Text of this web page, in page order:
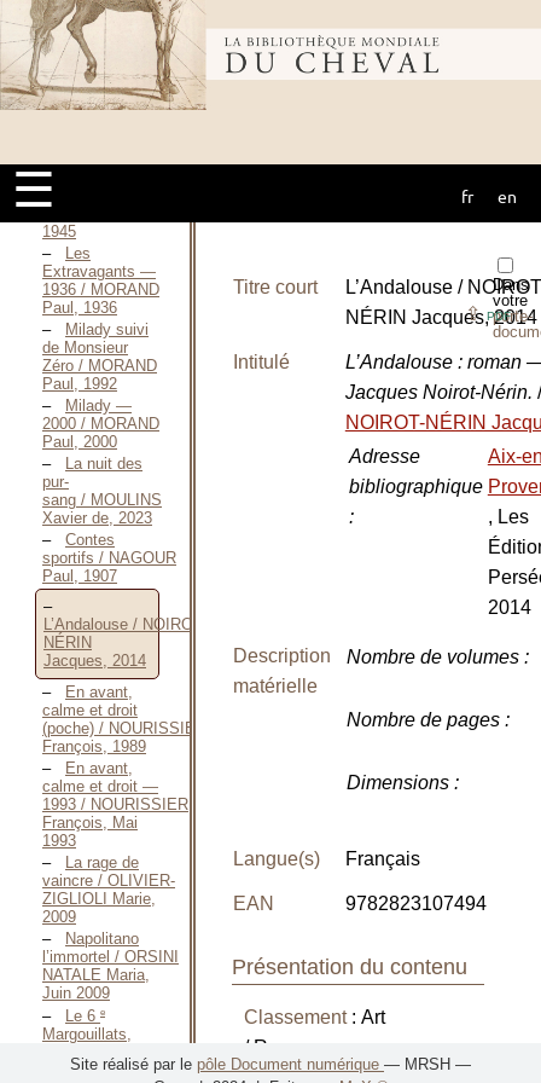
Bibliothèque
mondiale du
cheval
☰ fr en
plaine / MCCARTHY
Cormac, 1998
Stable
secrets / MILLS
John, 1863
chevaux / MONTERGON
1945
Les
Extravagants —
1936 / MORAND
Paul, 1936
Milady suivi
de Monsieur
Zéro / MORAND
Paul, 1992
Milady —
2000 / MORAND
Paul, 2000
La nuit des
pur-
sang / MOULINS
Xavier de, 2023
Contes
sportifs / NAGOUR
Paul, 1907
L’Andalouse / NOIROT-
NÉRIN
Jacques, 2014
En avant,
calme et droit
(poche) / NOURISSIER
François, 1989
En avant,
calme et droit —
1993 / NOURISSIER
François, Mai
1993
La rage de
vaincre / OLIVIER-
ZIGLIOLI Marie,
2009
Napolitano
l’immortel / ORSINI
NATALE Maria,
Juin 2009
Le 6 e
Margouillats,
Officier de
Dans
votre
porte-
⇪ PDF
Titre court
L’Andalouse /
NÉRIN Jacques, 2014
Intitulé
L’Andalouse : roman
Jacques Noirot-Nérin. /
NOIROT-NÉRIN
Adresse
bibliographique
:
Aix-
, Les
2014
Description
matérielle
Nombre de volumes:
Nombre de pages:
Dimensions:
Langue(s) Français
EAN 9782823107494
Présentation du contenu
Classement: Art
/ Romans
Site réalisé par le pôle Document numérique — MRSH —